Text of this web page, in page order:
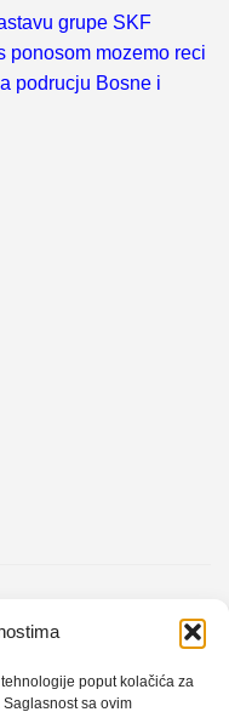
poput kolačića za
sa ovim
grupe SKF
ponosom mozemo reci
podrucju Bosne i